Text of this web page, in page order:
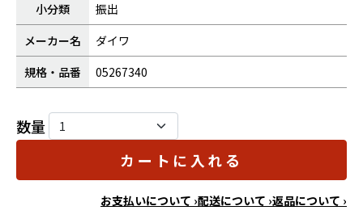
小分類
振出
メーカー名
ダイワ
規格・品番
05267340
数量
カートに入れる
お支払いについて ›配送について ›返品について ›